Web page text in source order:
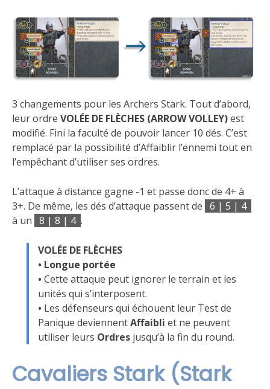
3 changements pour les Archers Stark. Tout d’abord,
leur ordre VOLÉE DE FLÈCHES (ARROW VOLLEY)est
modifié. Fini la faculté de pouvoir lancer 10 dés. C’est
remplacé par la possibilité d’Affaiblir l’ennemi tout en
l’empêchant d’utiliser ses ordres.
L’attaque à distance gagne -1 et passe donc de 4+ à
3+. De même, les dés d’attaque passent de 6 | 5 | 4
à un 8 | 8 | 4 .
VOLÉE DE FLÈCHES
• Longue portée
• Cette attaque peut ignorer le terrain et les
unités qui s’interposent.
• Les défenseurs qui échouent leur Test de
Panique deviennentAffaibli et ne peuvent
utiliser leurs Ordres jusqu’à la fin du round.
Cavaliers Stark (Stark